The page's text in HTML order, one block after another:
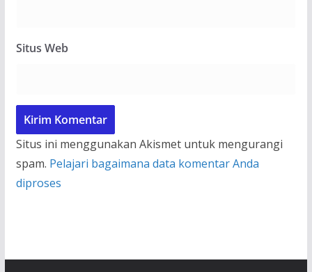
Situs Web
Situs ini menggunakan Akismet untuk mengurangi
spam. Pelajari bagaimana data komentar Anda
diproses